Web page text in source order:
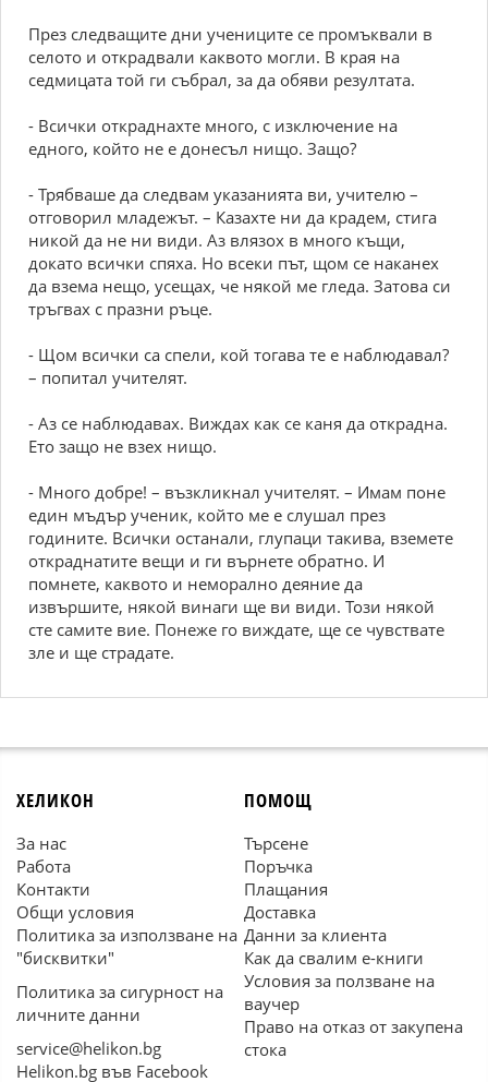
През следващите дни учениците се промъквали в
селото и открадвали каквото могли. В края на
седмицата той ги събрал, за да обяви резултата.
- Всички откраднахте много, с изключение на
едного, който не е донесъл нищо. Защо?
- Трябваше да следвам указанията ви, учителю –
отговорил младежът. – Казахте ни да крадем, стига
никой да не ни види. Аз влязох в много къщи,
докато всички спяха. Но всеки път, щом се наканех
да взема нещо, усещах, че някой ме гледа. Затова си
тръгвах с празни ръце.
- Щом всички са спели, кой тогава те е наблюдавал?
– попитал учителят.
- Аз се наблюдавах. Виждах как се каня да открадна.
Ето защо не взех нищо.
- Много добре! – възкликнал учителят. – Имам поне
един мъдър ученик, който ме е слушал през
годините. Всички останали, глупаци такива, вземете
откраднатите вещи и ги върнете обратно. И
помнете, каквото и неморално деяние да
извършите, някой винаги ще ви види. Този някой
сте самите вие. Понеже го виждате, ще се чувствате
зле и ще страдате.
ХЕЛИКОН
За нас
Работа
Контакти
Общи условия
Политика за използване на
"бисквитки"
Политика за сигурност на
личните данни
service@helikon.bg
Helikon.bg във Facebook
ПОМОЩ
Търсене
Поръчка
Плащания
Доставка
Данни за клиента
Как да свалим е-книги
Условия за ползване на
ваучер
Право на отказ от закупена
стока